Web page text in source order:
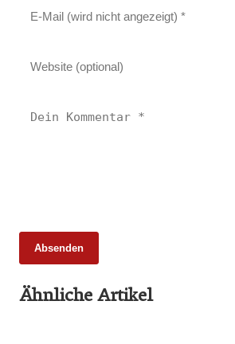
Absenden
Ähnliche Artikel
65 Millionen Euro Umsatz in der
22. Februar 2026